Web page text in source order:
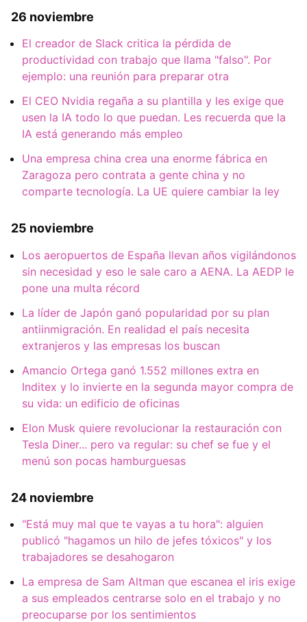
26 noviembre
El creador de Slack critica la pérdida de
productividad con trabajo que llama "falso". Por
ejemplo: una reunión para preparar otra
El CEO Nvidia regaña a su plantilla y les exige que
usen la IA todo lo que puedan. Les recuerda que la
IA está generando más empleo
Una empresa china crea una enorme fábrica en
Zaragoza pero contrata a gente china y no
comparte tecnología. La UE quiere cambiar la ley
25 noviembre
Los aeropuertos de España llevan años vigilándonos
sin necesidad y eso le sale caro a AENA. La AEDP le
pone una multa récord
La líder de Japón ganó popularidad por su plan
antiinmigración. En realidad el país necesita
extranjeros y las empresas los buscan
Amancio Ortega ganó 1.552 millones extra en
Inditex y lo invierte en la segunda mayor compra de
su vida: un edificio de oficinas
Elon Musk quiere revolucionar la restauración con
Tesla Diner... pero va regular: su chef se fue y el
menú son pocas hamburguesas
24 noviembre
"Está muy mal que te vayas a tu hora": alguien
publicó "hagamos un hilo de jefes tóxicos" y los
trabajadores se desahogaron
La empresa de Sam Altman que escanea el iris exige
a sus empleados centrarse solo en el trabajo y no
preocuparse por los sentimientos